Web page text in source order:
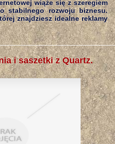
wiąże się z szeregiem
stabilnego rozwoju biznesu.
znajdziesz idealne reklamy
i saszetki z Quartz.